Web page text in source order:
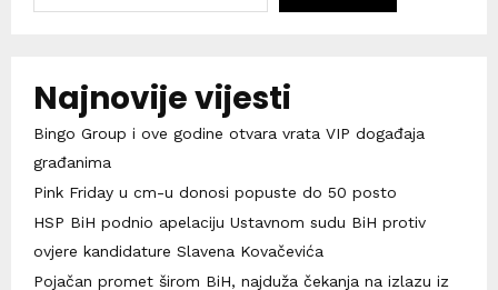
Najnovije vijesti
Bingo Group i ove godine otvara vrata VIP događaja
građanima
Pink Friday u cm-u donosi popuste do 50 posto
HSP BiH podnio apelaciju Ustavnom sudu BiH protiv
ovjere kandidature Slavena Kovačevića
Pojačan promet širom BiH, najduža čekanja na izlazu iz